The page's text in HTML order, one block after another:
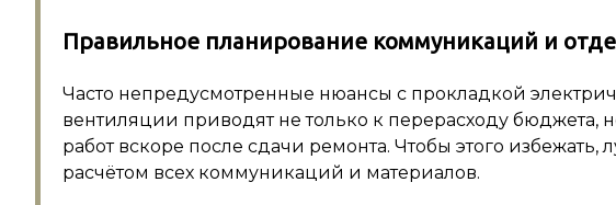
Правильное планирование коммуникаций и
Часто непредусмотренные нюансы с прокладкой
вентиляции приводят не только к перерасходу бюджета,
работ вскоре после сдачи ремонта. Чтобы этого избежать,
расчётом всех коммуникаций и материалов.